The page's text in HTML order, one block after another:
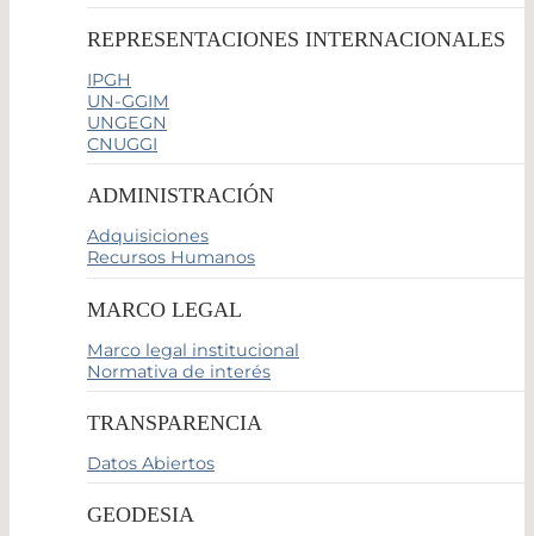
REPRESENTACIONES INTERNACIONALES
IPGH
UN-GGIM
UNGEGN
CNUGGI
ADMINISTRACIÓN
Adquisiciones
Recursos Humanos
MARCO LEGAL
Marco legal institucional
Normativa de interés
TRANSPARENCIA
Datos Abiertos
GEODESIA